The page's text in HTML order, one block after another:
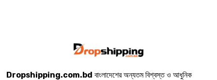
Dropshipping.com.bd বাংলাদেশের অন্যতম বিশ্বস্ত ও আধুনিক